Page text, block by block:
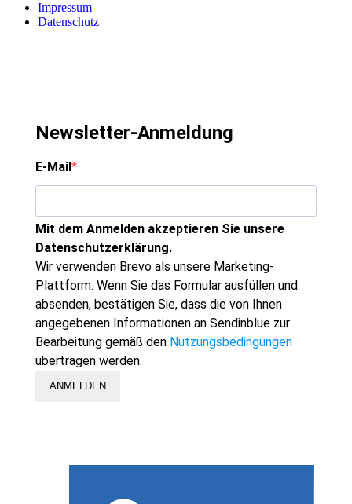
Impressum
Datenschutz
Newsletter-Anmeldung
E-Mail
Mit dem Anmelden akzeptieren Sie unsere
Datenschutzerklärung.
Wir verwenden Brevo als unsere Marketing-
Plattform. Wenn Sie das Formular ausfüllen und
absenden, bestätigen Sie, dass die von Ihnen
angegebenen Informationen an Sendinblue zur
Bearbeitung gemäß den Nutzungsbedingungen
übertragen werden.
ANMELDEN